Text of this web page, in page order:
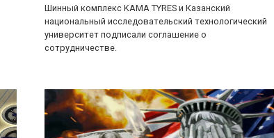
Шинный комплекс KAMA TYRES и Казанский
национальный исследовательский технологический
университет подписали соглашение о
сотрудничестве.